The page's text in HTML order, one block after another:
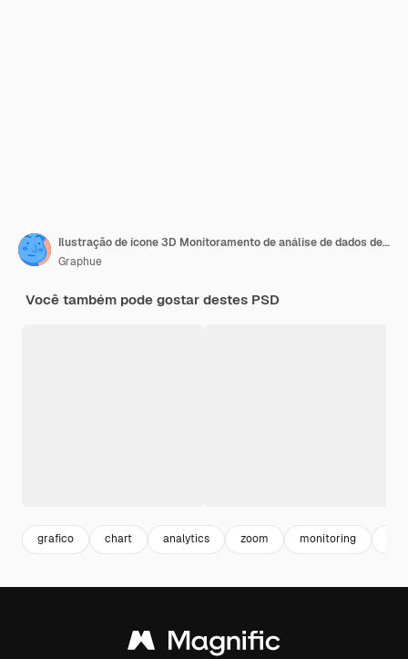
Ilustração de ícone 3D Monitoramento de análise de dados de visão
Graphue
Você também pode gostar destes PSD
grafico chart analytics zoom monitoring